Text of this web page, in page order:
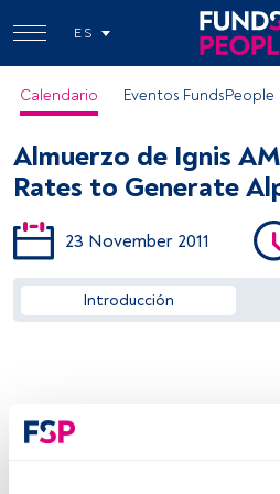
ES
Calendario Eventos FundsPeople
Almuerzo de Ignis
Rates to Generate
23 November 2011
Introducción